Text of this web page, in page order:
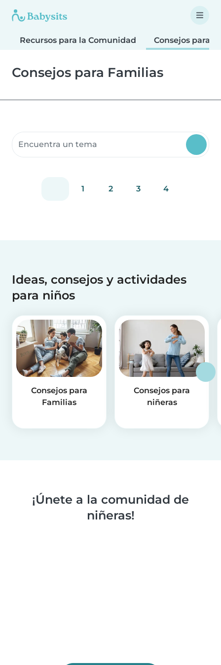
Recursos para la Comunidad Consejos para
Consejos para Familias
Buscar recursos para la comunidad
1 2 3 4
Ideas, consejos y actividades
para niños
Consejos para
Familias
Consejos para
niñeras
¡Únete a la comunidad de
niñeras!